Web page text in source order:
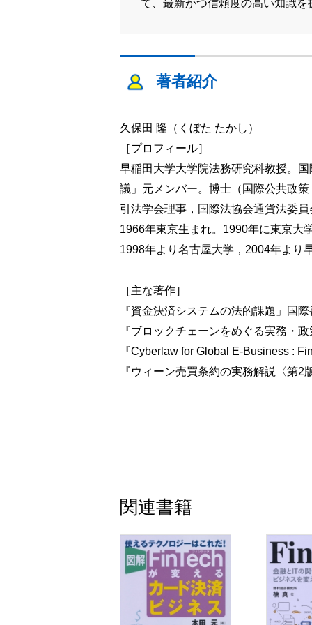
て、最新かつ信頼度の高い知識を
著者紹介
久保田 隆（くぼた たかし）
［プロフィール］
早稲田大学大学院法務研究科教授。
議」元メンバー。博士（国際公共政
引法学会理事，国際法協会通貨法委
1966年東京生まれ。1990年に東京大
1998年より名古屋大学，2004年より
［主な著作］
『資金決済システムの法的課題」国
『ブロックチェーンをめぐる実務・
『Cyberlaw for Global E-Business :
『ウィーン売買条約の実務解説〈第
関連書籍